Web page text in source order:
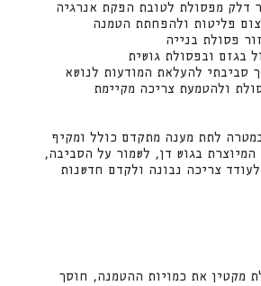
דלק מפסולת לטובת הפקת אנרגיה
פליטות ולהפחתת הטמנה
פסולת בנייה
בגזם ובפסולת גושית
סביבתי להעלאת המודעות לנושא
ולהטמעת צריכה מקיימת
לתת מענה מתקדם כולל ומקיף
המיוצרת בגוש דן, לשמור על הסביבה,
צריכה נבונה ולקדם חדשנות
מקטין את כמויות ההטמנה, חוסך